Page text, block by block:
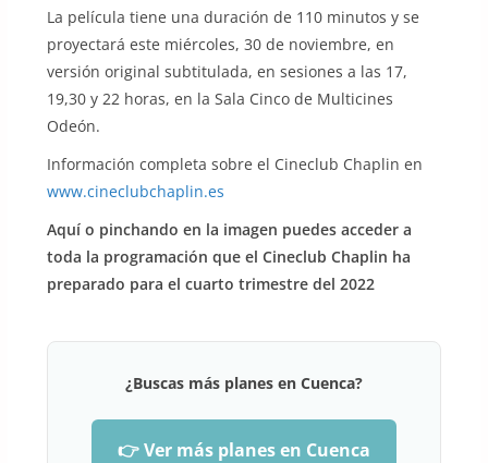
La película tiene una duración de 110 minutos y se
proyectará este miércoles, 30 de noviembre, en
versión original subtitulada, en sesiones a las 17,
19,30 y 22 horas, en la Sala Cinco de Multicines
Odeón.
Información completa sobre el Cineclub Chaplin en
www.cineclubchaplin.es
Aquí o pinchando en la imagen puedes acceder a
toda la programación que el Cineclub Chaplin ha
preparado para el cuarto trimestre del 2022
¿Buscas más planes en Cuenca?
👉 Ver más planes en Cuenca